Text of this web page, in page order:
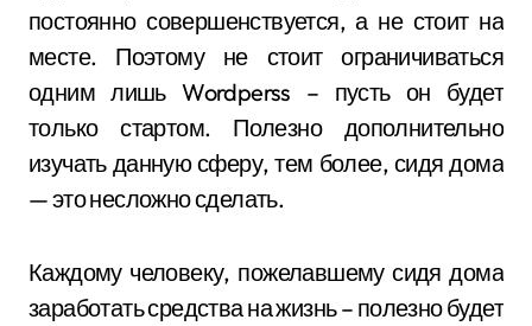
постоянно совершенствуется, а не стоит на
месте. Поэтому не стоит ограничиваться
одним лишь Wordperss – пусть он будет
только стартом. Полезно дополнительно
изучать данную сферу, тем более, сидя дома
— это несложно сделать.
Каждому человеку, пожелавшему сидя дома
заработать средства на жизнь – полезно будет